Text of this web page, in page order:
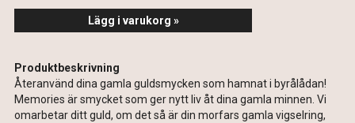
Lägg i varukorg »
Produktbeskrivning
Återanvänd dina gamla guldsmycken som hamnat i byrålådan!
Memories är smycket som ger nytt liv åt dina gamla minnen. Vi
omarbetar ditt guld, om det så är din morfars gamla vigselring,